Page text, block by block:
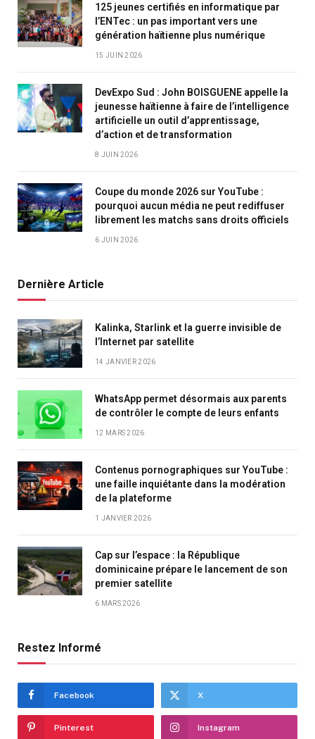
125 jeunes certifiés en informatique par
l’ENTec : un pas important vers une
génération haïtienne plus numérique
15 JUIN 2026
DevExpo Sud : John BOISGUENE appelle la
jeunesse haïtienne à faire de l’intelligence
artificielle un outil d’apprentissage,
d’action et de transformation
8 JUIN 2026
Coupe du monde 2026 sur YouTube :
pourquoi aucun média ne peut rediffuser
librement les matchs sans droits officiels
6 JUIN 2026
Dernière Article
Kalinka, Starlink et la guerre invisible de
l’Internet par satellite
14 JANVIER 2026
WhatsApp permet désormais aux parents
de contrôler le compte de leurs enfants
12 MARS 2026
Contenus pornographiques sur YouTube :
une faille inquiétante dans la modération
de la plateforme
1 JANVIER 2026
Cap sur l’espace : la République
dominicaine prépare le lancement de son
premier satellite
6 MARS 2026
Restez Informé
Facebook X
Pinterest Instagram